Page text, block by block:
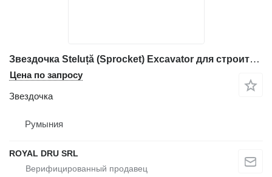
Звездочка Steluță (Sprocket) Excavator для строительной техники Volvo EC360-12
Цена по запросу
Звездочка
Румыния
ROYAL DRU SRL